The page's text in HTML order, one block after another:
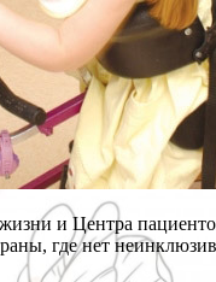
и Центра
где нет